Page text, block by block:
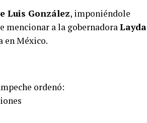
Luis González, imponiéndole
mencionar a la gobernadoraLayda
en México.
ordenó: